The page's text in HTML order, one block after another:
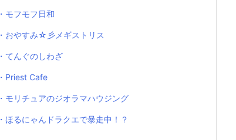
・モフモフ日和
・おやすみ☆彡メギストリス
・てんぐのしわざ
・Priest Cafe
・モリチュアのジオラマハウジング
・ほるにゃんドラクエで暴走中！？